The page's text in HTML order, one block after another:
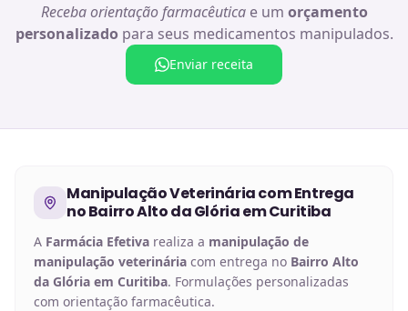
Receba orientação farmacêuticae um orçamento
personalizado para seus medicamentos manipulados.
Enviar receita
Manipulação Veterináriacom Entrega
noBairro Alto da Glória em Curitiba
A Farmácia Efetiva realiza a manipulação de
manipulação veterinária com entrega no Bairro Alto
da Glória em Curitiba. Formulações personalizadas
com orientação farmacêutica.